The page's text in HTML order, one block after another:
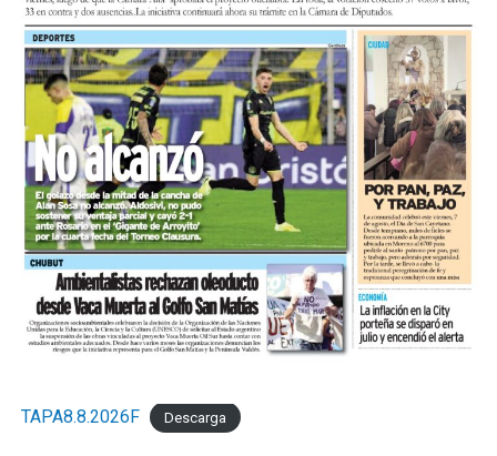
TAPA8.8.2026F Descarga